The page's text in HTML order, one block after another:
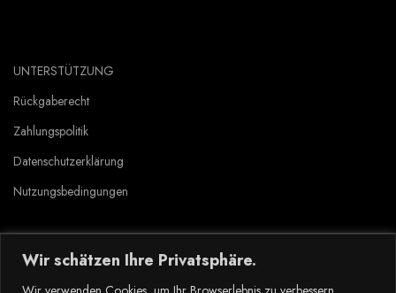
Wir schätzen Ihre Privatsphäre.
UNTERSTÜTZUNG
Rückgaberecht
Zahlungspolitik
Datenschutzerklärung
Nutzungsbedingungen
Copyright © 2023 Tlyard de. all rights reserved.